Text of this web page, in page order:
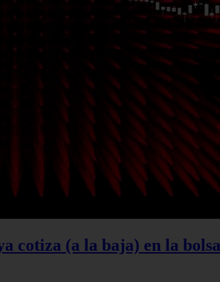
cotiza (a la baja) en la bolsa